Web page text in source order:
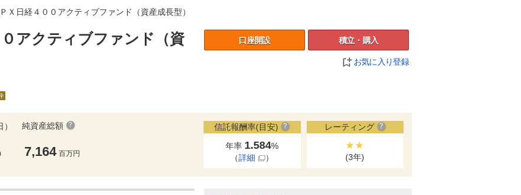
Ｘ日経４００アクティブファンド（資産成長型）
アクティブファンド（資
口座開設 積立・購入
お気に入り登録
)
純資産総額
7,164 百万円
信託報酬率(目安)
年率 1.584%
（詳細 ）
レーティング
★★
(3年)